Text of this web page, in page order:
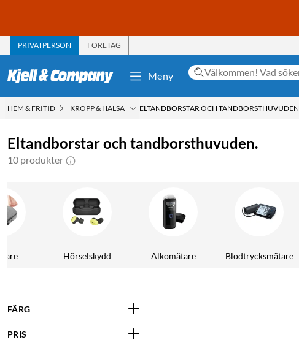
PRIVATPERSON FÖRETAG
Meny
HEM & FRITID KROPP & HÄLSA ELTANDBORSTAR OCH TANDBORSTHUVUDEN.
Eltandborstar och tandborsthuvuden.
10 produkter
Hörselskydd Alkomätare Blodtrycksmätare
FÄRG
PRIS